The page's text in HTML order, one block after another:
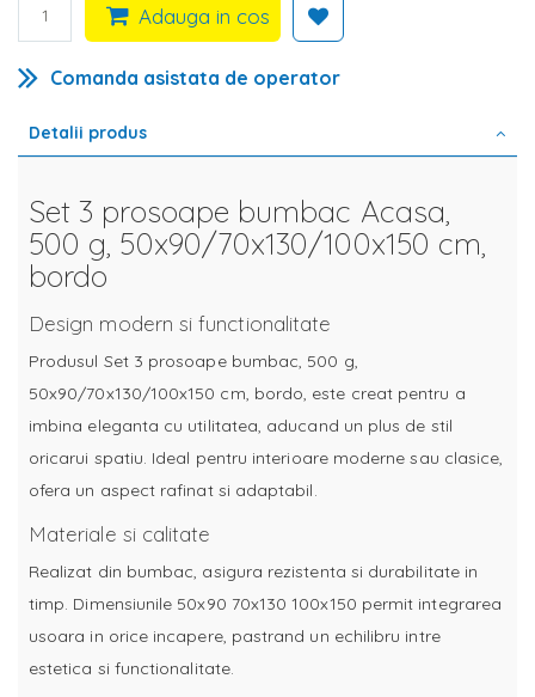
Adauga in cos
Comanda asistata de operator
Detalii produs
Set 3 prosoape bumbac Acasa,
500 g, 50x90/70x130/100x150 cm,
bordo
Design modern si functionalitate
Produsul Set 3 prosoape bumbac, 500 g,
50x90/70x130/100x150 cm, bordo, este creat pentru a
imbina eleganta cu utilitatea, aducand un plus de stil
oricarui spatiu. Ideal pentru interioare moderne sau clasice,
ofera un aspect rafinat si adaptabil.
Materiale si calitate
Realizat din bumbac, asigura rezistenta si durabilitate in
timp. Dimensiunile 50x90 70x130 100x150 permit integrarea
usoara in orice incapere, pastrand un echilibru intre
estetica si functionalitate.